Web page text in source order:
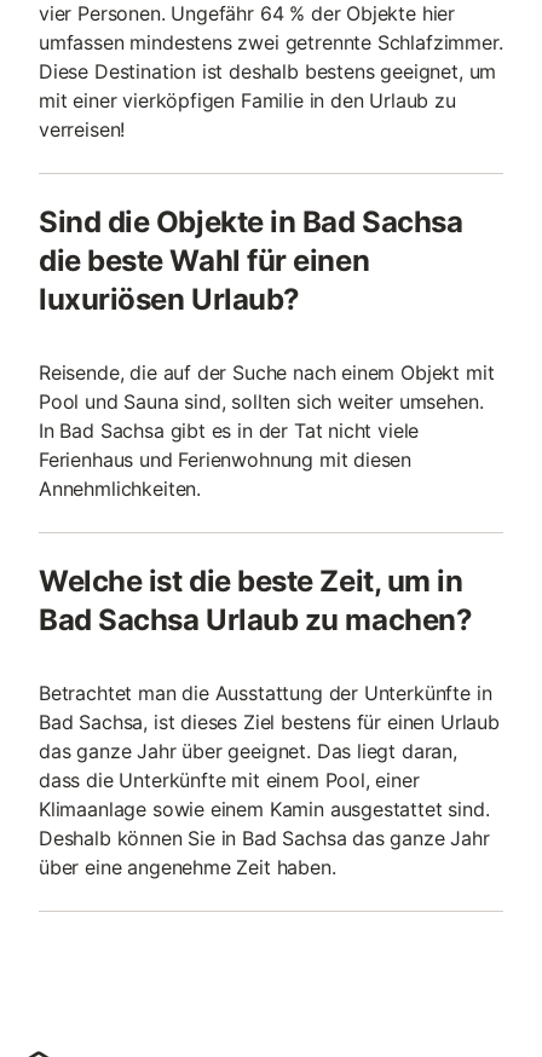
vier Personen. Ungefähr 64 % der Objekte hier
umfassen mindestens zwei getrennte Schlafzimmer.
Diese Destination ist deshalb bestens geeignet, um
mit einer vierköpfigen Familie in den Urlaub zu
verreisen!
Sind die Objekte in Bad Sachsa
die beste Wahl für einen
luxuriösen Urlaub?
Reisende, die auf der Suche nach einem Objekt mit
Pool und Sauna sind, sollten sich weiter umsehen.
In Bad Sachsa gibt es in der Tat nicht viele
Ferienhaus und Ferienwohnung mit diesen
Annehmlichkeiten.
Welche ist die beste Zeit, um in
Bad Sachsa Urlaub zu machen?
Betrachtet man die Ausstattung der Unterkünfte in
Bad Sachsa, ist dieses Ziel bestens für einen Urlaub
das ganze Jahr über geeignet. Das liegt daran,
dass die Unterkünfte mit einem Pool, einer
Klimaanlage sowie einem Kamin ausgestattet sind.
Deshalb können Sie in Bad Sachsa das ganze Jahr
über eine angenehme Zeit haben.